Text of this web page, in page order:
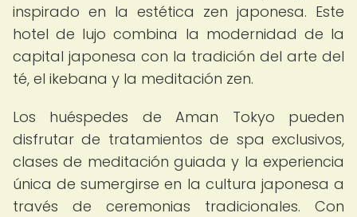
inspirado en la estética zen japonesa. Este
hotel de lujo combina la modernidad de la
capital japonesa con la tradición del arte del
té, el ikebana y la meditación zen.
Los huéspedes de Aman Tokyo pueden
disfrutar de tratamientos de spa exclusivos,
clases de meditación guiada y la experiencia
única de sumergirse en la cultura japonesa a
través de ceremonias tradicionales. Con